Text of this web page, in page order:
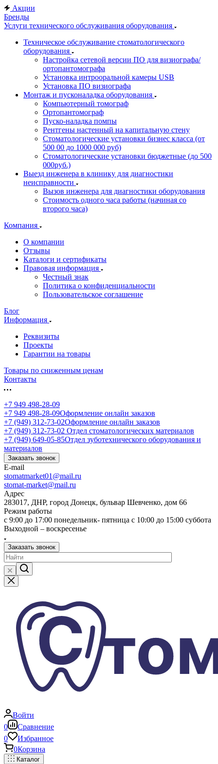
Акции
Бренды
Услуги технического обслуживания оборудования
Техническое обслуживание стоматологического
оборудования
Настройка сетевой версии ПО для визиографа/
ортопантомографа
Установка интрооральной камеры USB
Установка ПО визиографа
Монтаж и пусконаладка оборудования
Компьютерный томограф
Ортопантомограф
Пуско-наладка помпы
Рентгены настенный на капитальную стену
Стоматологические установки бизнес класса (от
500 00 до 1000 000 руб)
Стоматологические установки бюджетные (до 500
000руб.)
Выезд инженера в клинику для диагностики
неисправности
Вызов инженера для диагностики оборудования
Стоимость одного часа работы (начиная со
второго часа)
Компания
О компании
Отзывы
Каталоги и сертификаты
Правовая информация
Честный знак
Политика о конфиденциальности
Пользовательское соглашение
Блог
Информация
Реквизиты
Проекты
Гарантии на товары
Товары по сниженным ценам
Контакты
+7 949 498-28-09
+7 949 498-28-09Оформление онлайн заказов
+7 (949) 312-73-02Оформление онлайн заказов
+7 (949) 312-73-02 Отдел стоматологических материалов
+7 (949) 649-05-85Отдел зуботехнического оборудования и
материалов
Заказать звонок
E-mail
stomatmarket01@mail.ru
stomat-market@mail.ru
Адрес
283017, ДНР, город Донецк, бульвар Шевченко, дом 66
Режим работы
с 9:00 до 17:00 понедельник- пятница с 10:00 до 15:00 суббота
Выходной – воскресенье
Заказать звонок
Войти
0
Сравнение
0
Избранное
0Корзина
Каталог